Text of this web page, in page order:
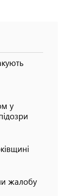
у
жалобу